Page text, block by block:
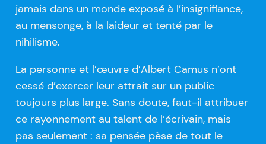
jamais dans un monde exposé à l’insignifiance,
au mensonge, à la laideur et tenté par le
nihilisme.
La personne et l’œuvre d’Albert Camus n’ont
cessé d’exercer leur attrait sur un public
toujours plus large. Sans doute, faut-il attribuer
ce rayonnement au talent de l’écrivain, mais
pas seulement : sa pensée pèse de tout le